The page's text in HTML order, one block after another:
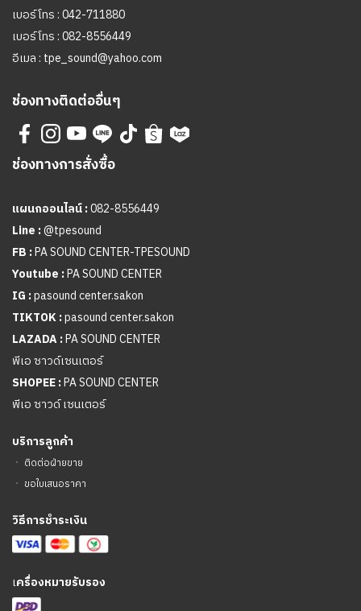
เบอร์โทร :042-711880
เบอร์โทร :082-8556449
อีเมล : tpe_sound@yahoo.com
ช่องทางติดต่ออื่นๆ
ช่องทางการสั่งซื้อ
แผนกออนไลน์ :082-8556449
Line :@tpesound
FB :PA SOUND CENTER-TPESOUND
Youtube :PA SOUND CENTER
IG :pasound center.sakon
TIKTOK :pasound center.sakon
LAZADA :PA SOUND CENTER
พีเอ ซาวด์เซนเตอร์
SHOPEE :PA SOUND CENTER
พีเอ ซาวด์ เซนเตอร์
บริการลูกค้า
ㆍ ติดต่อฝ่ายขาย
ㆍ ขอใบเสนอราคา
วิธีการชำระเงิน
เครื่องหมายรับรอง